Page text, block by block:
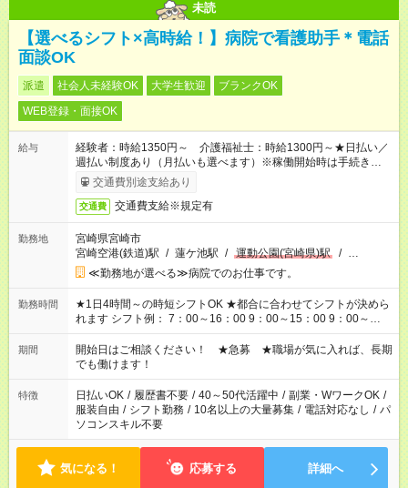
未読
【選べるシフト×高時給！】病院で看護助手＊電話
面談OK
派遣 社会人未経験OK 大学生歓迎
ブランクOK
WEB登録・面接OK
給与
経験者：時給1350円～ 介護福祉士：時給1300円～★日払い／
週払い制度あり（月払いも選べます）※稼働開始時は手続き完了
次第のお支払いとなります。
交通費別途支給あり
交通費 交通費支給※規定有
勤務地
宮崎県宮崎市
宮崎空港(鉄道)駅 / 蓮ケ池駅 / 運動公園(宮崎県)駅 / …
≪勤務地が選べる≫病院でのお仕事です。
勤務時間
★1日4時間～の時短シフトOK ★都合に合わせてシフトが決めら
れます シフト例： 7：00～16：00 9：00～15：00 9：00～
18：00 11：00～20：00 など ※Wワークの場合、他のお仕事と
合わせ週40時間超の就業はご案内できません ※法令に基づき、
週20時間以上勤務は社会保険への加入対象となります ※労働者
派遣法（日雇い派遣の原則禁止）により、短時間・短期間の就
業はご案内が難しい場合があります
期間
開始日はご相談ください！ ★急募 ★職場が気に入れば、長期
でも働けます！
特徴 日払いOK / 履歴書不要 / 40～50代活躍中 / 副業・WワークOK /
服装自由 / シフト勤務 / 10名以上の大量募集 / 電話対応なし / パ
ソコンスキル不要
気になる！ 応募する 詳細へ